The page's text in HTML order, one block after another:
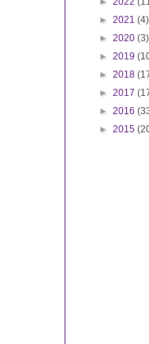
► 2021 (4)
► 2020 (3)
► 2019
► 2018
► 2017
► 2016
► 2015